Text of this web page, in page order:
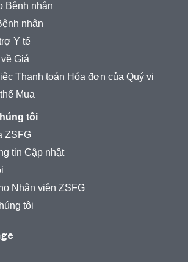
Bệnh nhân
nhân
Y tế
Giá
Thanh toán Hóa đơn của Quý vị
Mua
tôi
ZSFG
tin Cập nhật
Nhân viên ZSFG
tôi